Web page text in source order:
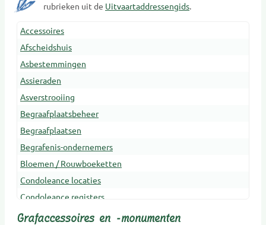
rubrieken uit de Uitvaartaddressengids.
Accessoires
Afscheidshuis
Asbestemmingen
Assieraden
Asverstrooiing
Begraafplaatsbeheer
Begraafplaatsen
Begrafenis-ondernemers
Bloemen / Rouwboeketten
Condoleance locaties
Condoleance registers
Crematoria
Grafaccessoires en -monumenten